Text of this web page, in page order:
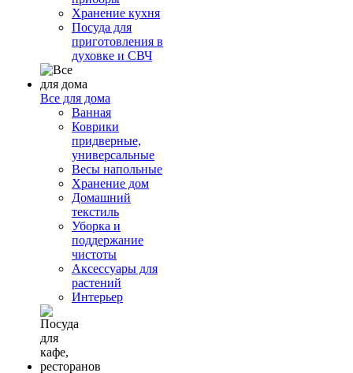
Хранение кухня
Посуда для
приготовления в
духовке и СВЧ
Все для дома
Ванная
Коврики
придверные,
универсальные
Весы напольные
Хранение дом
Домашний
текстиль
Уборка и
поддержание
чистоты
Аксессуары для
растений
Интерьер